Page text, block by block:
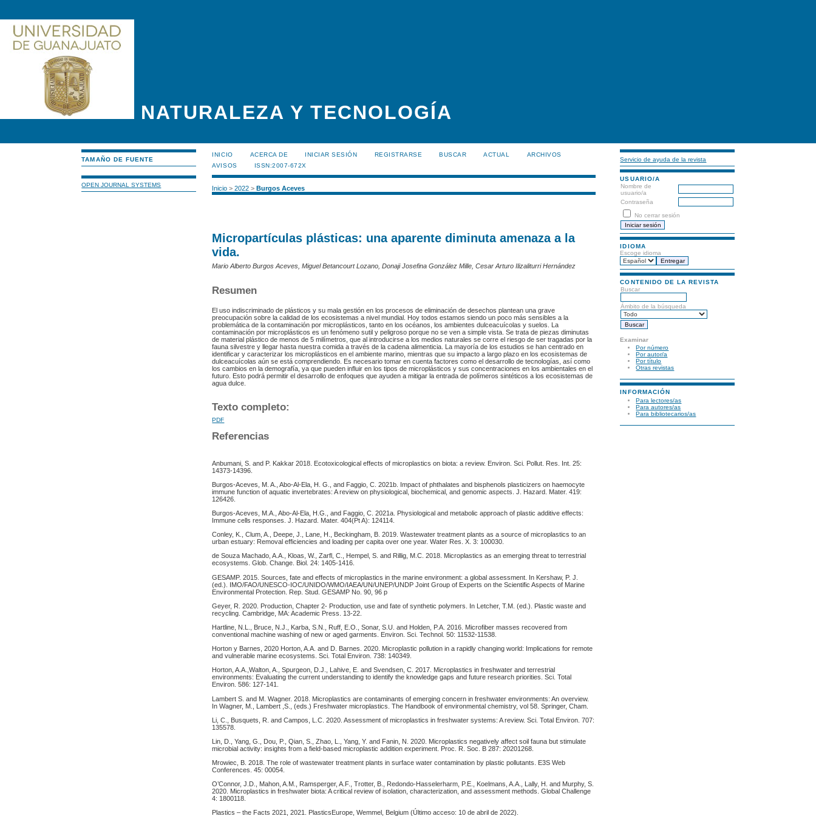
NATURALEZA Y TECNOLOGÍA
TAMAÑO DE FUENTE
OPEN JOURNAL SYSTEMS
Servicio de ayuda de la revista
USUARIO/A
Nombre de
usuario/a
Contraseña
No cerrar sesión
IDIOMA
Escoge idioma
CONTENIDO DE LA REVISTA
Buscar
Ámbito de la búsqueda
Examinar
Por número
Por autor/a
Por título
Otras revistas
INFORMACIÓN
Para lectores/as
Para autores/as
Para bibliotecarios/as
INICIO ACERCA DE INICIAR SESIÓN REGISTRARSE BUSCAR ACTUAL
ARCHIVOS
AVISOS
ISSN:2007-672X
Inicio >2022 >Burgos Aceves
Micropartículas plásticas: una aparente diminuta amenaza a la
vida.
Mario Alberto Burgos Aceves, Miguel Betancourt Lozano, Donaji Josefina González Mille, Cesar Arturo Ilizaliturri Hernández
Resumen
El uso indiscriminado de plásticos y su mala gestión en los procesos de eliminación de desechos plantean una grave
preocupación sobre la calidad de los ecosistemas a nivel mundial. Hoy todos estamos siendo un poco más sensibles a la
problemática de la contaminación por microplásticos, tanto en los océanos, los ambientes dulceacuícolas y suelos. La
contaminación por microplásticos es un fenómeno sutil y peligroso porque no se ven a simple vista. Se trata de piezas diminutas
de material plástico de menos de 5 milímetros, que al introducirse a los medios naturales se corre el riesgo de ser tragadas por la
fauna silvestre y llegar hasta nuestra comida a través de la cadena alimenticia. La mayoría de los estudios se han centrado en
identificar y caracterizar los microplásticos en el ambiente marino, mientras que su impacto a largo plazo en los ecosistemas de
dulceacuícolas aún se está comprendiendo. Es necesario tomar en cuenta factores como el desarrollo de tecnologías, así como
los cambios en la demografía, ya que pueden influir en los tipos de microplásticos y sus concentraciones en los ambientales en el
futuro. Esto podrá permitir el desarrollo de enfoques que ayuden a mitigar la entrada de polímeros sintéticos a los ecosistemas de
agua dulce.
Texto completo:
PDF
Referencias
Anbumani, S. and P. Kakkar 2018. Ecotoxicological effects of microplastics on biota: a review. Environ. Sci. Pollut. Res. Int. 25:
14373-14396.
Burgos-Aceves, M. A., Abo-Al-Ela, H. G., and Faggio, C. 2021b. Impact of phthalates and bisphenols plasticizers on haemocyte
immune function of aquatic invertebrates: A review on physiological, biochemical, and genomic aspects. J. Hazard. Mater. 419:
126426.
Burgos-Aceves, M.A., Abo-Al-Ela, H.G., and Faggio, C. 2021a. Physiological and metabolic approach of plastic additive effects:
Immune cells responses. J. Hazard. Mater. 404(Pt A): 124114.
Conley, K., Clum, A., Deepe, J., Lane, H., Beckingham, B. 2019. Wastewater treatment plants as a source of microplastics to an
urban estuary: Removal efficiencies and loading per capita over one year. Water Res. X. 3: 100030.
de Souza Machado, A.A., Kloas, W., Zarfl, C., Hempel, S. and Rillig, M.C. 2018. Microplastics as an emerging threat to terrestrial
ecosystems. Glob. Change. Biol. 24: 1405-1416.
GESAMP. 2015. Sources, fate and effects of microplastics in the marine environment: a global assessment. In Kershaw, P. J.
(ed.). IMO/FAO/UNESCO-IOC/UNIDO/WMO/IAEA/UN/UNEP/UNDP Joint Group of Experts on the Scientific Aspects of Marine
Environmental Protection. Rep. Stud. GESAMP No. 90, 96 p
Geyer, R. 2020. Production, Chapter 2- Production, use and fate of synthetic polymers. In Letcher, T.M. (ed.). Plastic waste and
recycling. Cambridge, MA: Academic Press. 13-22.
Hartline, N.L., Bruce, N.J., Karba, S.N., Ruff, E.O., Sonar, S.U. and Holden, P.A. 2016. Microfiber masses recovered from
conventional machine washing of new or aged garments. Environ. Sci. Technol. 50: 11532-11538.
Horton y Barnes, 2020 Horton, A.A. and D. Barnes. 2020. Microplastic pollution in a rapidly changing world: Implications for remote
and vulnerable marine ecosystems. Sci. Total Environ. 738: 140349.
Horton, A.A.,Walton, A., Spurgeon, D.J., Lahive, E. and Svendsen, C. 2017. Microplastics in freshwater and terrestrial
environments: Evaluating the current understanding to identify the knowledge gaps and future research priorities. Sci. Total
Environ. 586: 127-141.
Lambert S. and M. Wagner. 2018. Microplastics are contaminants of emerging concern in freshwater environments: An overview.
In Wagner, M., Lambert ,S., (eds.) Freshwater microplastics. The Handbook of environmental chemistry, vol 58. Springer, Cham.
Li, C., Busquets, R. and Campos, L.C. 2020. Assessment of microplastics in freshwater systems: A review. Sci. Total Environ. 707:
135578.
Lin, D., Yang, G., Dou, P., Qian, S., Zhao, L., Yang, Y. and Fanin, N. 2020. Microplastics negatively affect soil fauna but stimulate
microbial activity: insights from a field-based microplastic addition experiment. Proc. R. Soc. B 287: 20201268.
Mrowiec, B. 2018. The role of wastewater treatment plants in surface water contamination by plastic pollutants. E3S Web
Conferences. 45: 00054.
O’Connor, J.D., Mahon, A.M., Ramsperger, A.F., Trotter, B., Redondo-Hasselerharm, P.E., Koelmans, A.A., Lally, H. and Murphy, S.
2020. Microplastics in freshwater biota: A critical review of isolation, characterization, and assessment methods. Global Challenge
4: 1800118.
Plastics – the Facts 2021, 2021. PlasticsEurope, Wemmel, Belgium (Último acceso: 10 de abril de 2022).